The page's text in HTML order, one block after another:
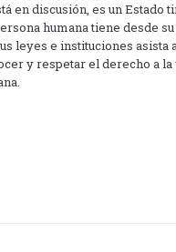
en discusión, es un Estado
humana tiene desde
leyes e instituciones asista
y respetar el derecho a la